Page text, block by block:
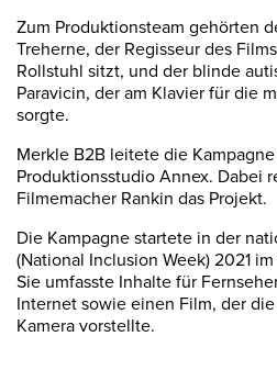
Zum Produktionsteam gehörten
Treherne, der Regisseur des
Rollstuhl sitzt, und der blinde
Paravicin, der am Klavier für die
sorgte.
Merkle B2B leitete die
Produktionsstudio Annex. Dabei
Filmemacher Rankin das Projekt.
Die Kampagne startete in der
(National Inclusion Week) 2021
Sie umfasste Inhalte für
Internet sowie einen Film, der
Kamera vorstellte.